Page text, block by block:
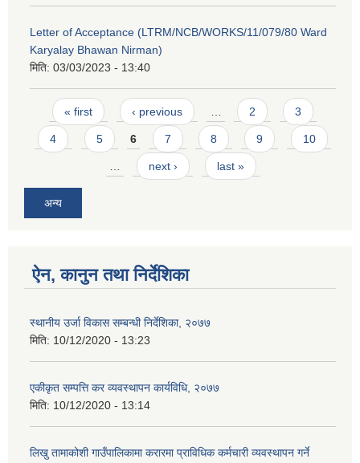
Letter of Acceptance (LTRM/NCB/WORKS/11/079/80 Ward
Karyalay Bhawan Nirman)
मिति: 03/03/2023 - 13:40
Pages
« first ‹ previous 2 3
4 5 6 7 8 9 10
next › last »
अन्य
ऐन, कानुन तथा निर्देशिका
स्थानीय उर्जा विकास सम्बन्धी निर्देशिका, २०७७
मिति: 10/12/2020 - 13:23
एकीकृत सम्पत्ति कर व्यवस्थापन कार्यविधि, २०७७
मिति: 10/12/2020 - 13:14
लिखु तामाकोशी गाउँपालिकामा करारमा प्राविधिक कर्मचारी व्यवस्थापन गर्ने